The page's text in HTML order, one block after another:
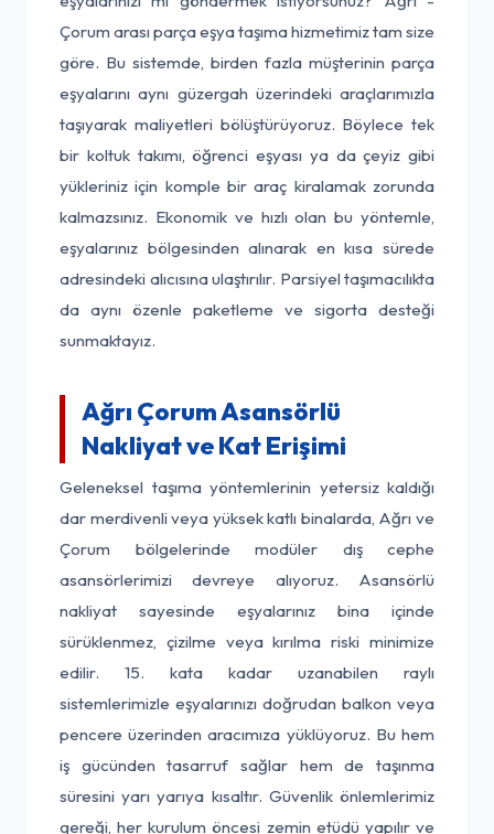
Çorum arası parça eşya taşıma hizmetimiz tam size
göre. Bu sistemde, birden fazla müşterinin parça
eşyalarını aynı güzergah üzerindeki araçlarımızla
taşıyarak maliyetleri bölüştürüyoruz. Böylece tek
bir koltuk takımı, öğrenci eşyası ya da çeyiz gibi
yükleriniz için komple bir araç kiralamak zorunda
kalmazsınız. Ekonomik ve hızlı olan bu yöntemle,
eşyalarınız bölgesinden alınarak en kısa sürede
adresindeki alıcısına ulaştırılır. Parsiyel taşımacılıkta
da aynı özenle paketleme ve sigorta desteği
sunmaktayız.
Ağrı Çorum Asansörlü
Nakliyat ve Kat Erişimi
Geleneksel taşıma yöntemlerinin yetersiz kaldığı
dar merdivenli veya yüksek katlı binalarda, Ağrı ve
Çorum bölgelerinde modüler dış cephe
asansörlerimizi devreye alıyoruz. Asansörlü
nakliyat sayesinde eşyalarınız bina içinde
sürüklenmez, çizilme veya kırılma riski minimize
edilir. 15. kata kadar uzanabilen raylı
sistemlerimizle eşyalarınızı doğrudan balkon veya
pencere üzerinden aracımıza yüklüyoruz. Bu hem
iş gücünden tasarruf sağlar hem de taşınma
süresini yarı yarıya kısaltır. Güvenlik önlemlerimiz
gereği, her kurulum öncesi zemin etüdü yapılır ve